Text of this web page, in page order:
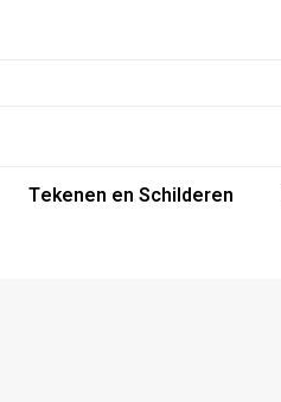
Tekenen en Schilderen